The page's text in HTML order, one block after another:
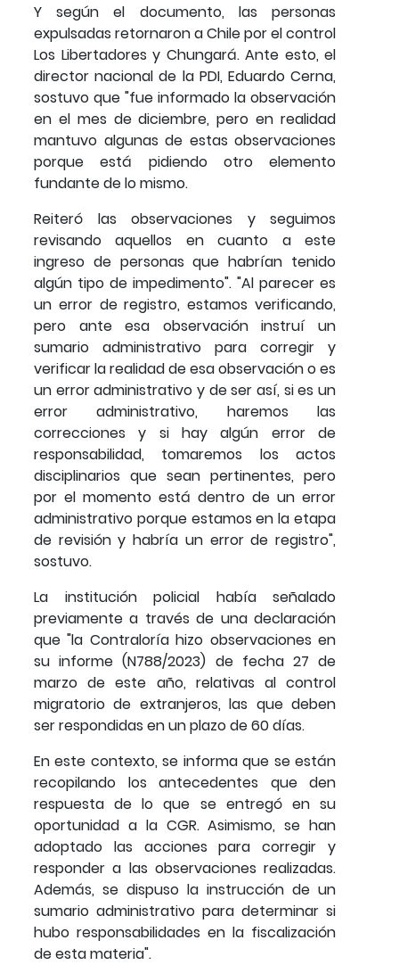
Y según el documento, las personas
expulsadas retornaron a Chile por el control
Los Libertadores y Chungará. Ante esto, el
director nacional de la PDI, Eduardo Cerna,
sostuvo que "fue informado la observación
en el mes de diciembre, pero en realidad
mantuvo algunas de estas observaciones
porque está pidiendo otro elemento
fundante de lo mismo.
Reiteró las observaciones y seguimos
revisando aquellos en cuanto a este
ingreso de personas que habrían tenido
algún tipo de impedimento". "Al parecer es
un error de registro, estamos verificando,
pero ante esa observación instruí un
sumario administrativo para corregir y
verificar la realidad de esa observación o es
un error administrativo y de ser así, si es un
error administrativo, haremos las
correcciones y si hay algún error de
responsabilidad, tomaremos los actos
disciplinarios que sean pertinentes, pero
por el momento está dentro de un error
administrativo porque estamos en la etapa
de revisión y habría un error de registro",
sostuvo.
La institución policial había señalado
previamente a través de una declaración
que "la Contraloría hizo observaciones en
su informe (N788/2023) de fecha 27 de
marzo de este año, relativas al control
migratorio de extranjeros, las que deben
ser respondidas en un plazo de 60 días.
En este contexto, se informa que se están
recopilando los antecedentes que den
respuesta de lo que se entregó en su
oportunidad a la CGR. Asimismo, se han
adoptado las acciones para corregir y
responder a las observaciones realizadas.
Además, se dispuso la instrucción de un
sumario administrativo para determinar si
hubo responsabilidades en la fiscalización
de esta materia".